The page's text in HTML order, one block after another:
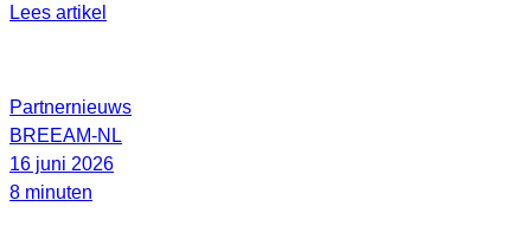
Lees artikel
Partnernieuws
BREEAM-NL
16 juni 2026
8 minuten